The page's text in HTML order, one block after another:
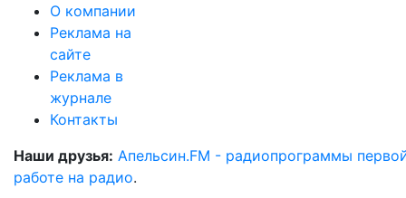
О компании
Реклама на
сайте
Реклама в
журнале
Контакты
Наши друзья: Апельсин.FM - радиопрограммы
работе на радио.